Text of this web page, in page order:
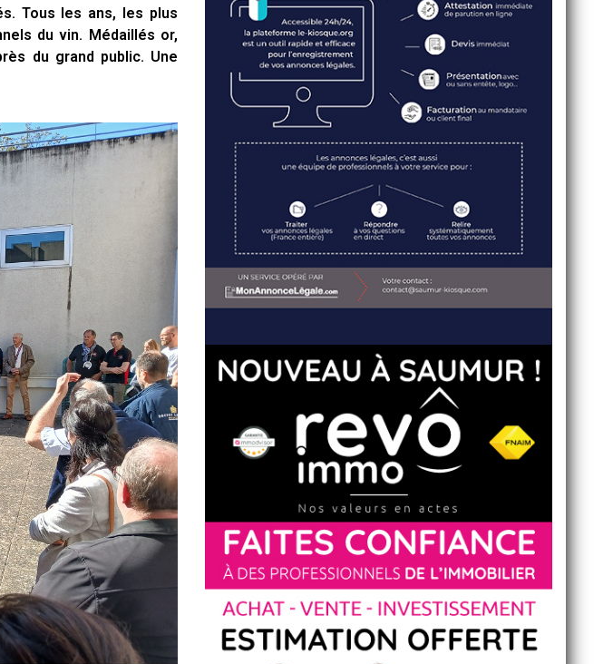
Tous les ans, les plus
du vin. Médaillés or,
du grand public. Une